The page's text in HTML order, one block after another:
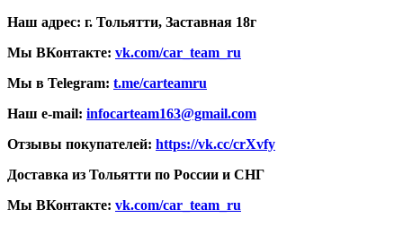
Наш адрес: г. Тольятти, Заставная 18г
Мы ВКонтакте: vk.com/car_team_ru
Мы в Telegram: t.me/carteamru
Наш e-mail: infocarteam163@gmail.com
Отзывы покупателей: https://vk.cc/crXvfy
Доставка из Тольятти по России и СНГ
Мы ВКонтакте: vk.com/car_team_ru